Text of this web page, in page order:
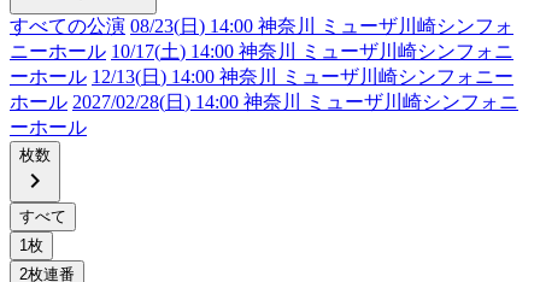
すべての公演 08/23(日 ) 14:00 神奈川 ミューザ川崎シンフォ
ニーホール 10/17(土) 14:00 神奈川 ミューザ川崎シンフォニ
ーホール 12/13(日 ) 14:00 神奈川 ミューザ川崎シンフォニー
ホール 2027/02/28(日 ) 14:00 神奈川 ミューザ川崎シンフォニ
ーホール
枚数
chevron_right